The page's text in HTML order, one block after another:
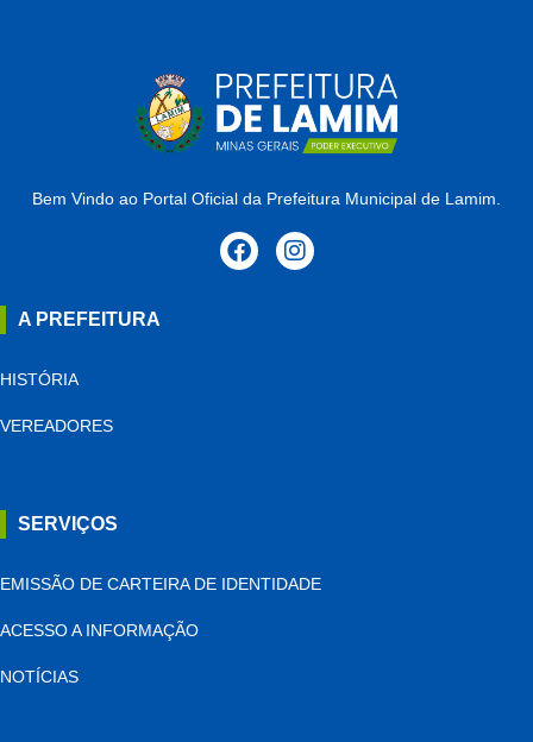
Bem Vindo ao Portal Oficial da Prefeitura Municipal de Lamim.
A PREFEITURA
HISTÓRIA
VEREADORES
SERVIÇOS
EMISSÃO DE CARTEIRA DE IDENTIDADE
ACESSO A INFORMAÇÃO
NOTÍCIAS